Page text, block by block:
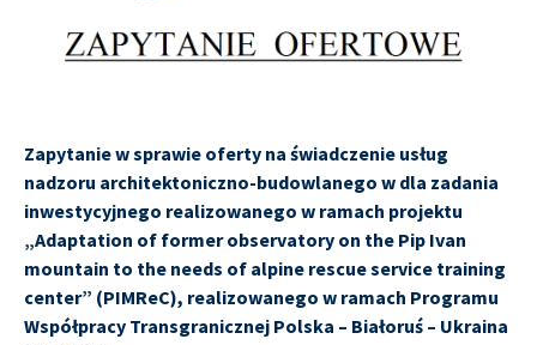
Zapytanie w sprawie oferty na świadczenie usług
nadzoru architektoniczno-budowlanego w dla zadania
inwestycyjnego realizowanego w ramach projektu
„Adaptation of former observatory on the Pip Ivan
mountain to the needs of alpine rescue service training
center” (PIMReC), realizowanego w ramach Programu
Współpracy Transgranicznej Polska – Białoruś – Ukraina